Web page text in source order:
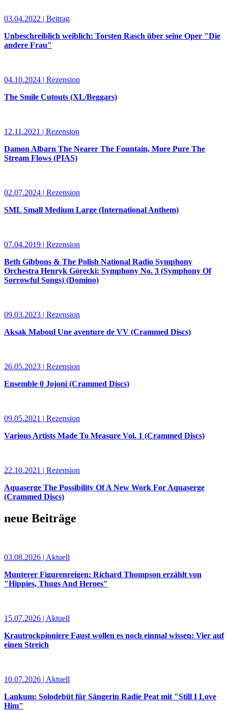
03.04.2022 | Beitrag
Unbeschreiblich weiblich: Torsten Rasch über seine Oper "Die
andere Frau"
04.10.2024 | Rezension
The Smile Cutouts (XL/Beggars)
12.11.2021 | Rezension
Damon Albarn The Nearer The Fountain, More Pure The
Stream Flows (PIAS)
02.07.2024 | Rezension
SML Small Medium Large (International Anthem)
07.04.2019 | Rezension
Beth Gibbons & The Polish National Radio Symphony
Orchestra Henryk Górecki: Symphony No. 3 (Symphony Of
Sorrowful Songs) (Domino)
09.03.2023 | Rezension
Aksak Maboul Une aventure de VV (Crammed Discs)
26.05.2023 | Rezension
Ensemble 0 Jojoni (Crammed Discs)
09.05.2021 | Rezension
Various Artists Made To Measure Vol. 1 (Crammed Discs)
22.10.2021 | Rezension
Aquaserge The Possibility Of A New Work For Aquaserge
(Crammed Discs)
neue Beiträge
03.08.2026 | Aktuell
Munterer Figurenreigen: Richard Thompson erzählt von
"Hippies, Thugs And Heroes"
15.07.2026 | Aktuell
Krautrockpioniere Faust wollen es noch einmal wissen: Vier auf
einen Streich
10.07.2026 | Aktuell
Lankum: Solodebüt für Sängerin Radie Peat mit "Still I Love
Him"